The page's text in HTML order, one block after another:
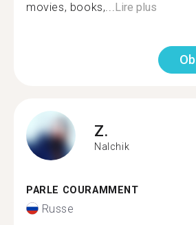
movies, books,...Lire plus
Z.
Nalchik
PARLE COURAMMENT
Russe